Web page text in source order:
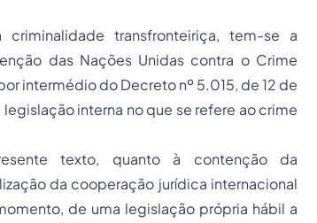
transfronteiriça, tem-se a
das Nações Unidas contra o Crime
intermédio do Decreto nº 5.015, de 12 de
interna no que se refere ao crime
texto, quanto à contenção da
da cooperação jurídica internacional
de uma legislação própria hábil a